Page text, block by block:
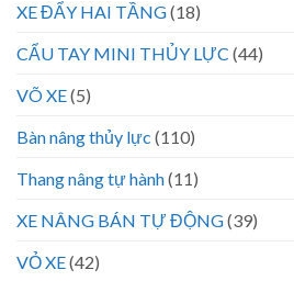
XE ĐẨY HAI TẦNG(18)
CẨU TAY MINI THỦY LỰC (44)
VÕ XE(5)
Bàn nâng thủy lực (110)
Thang nâng tự hành(11)
XE NÂNG BÁN TỰ ĐỘNG(39)
VỎ XE(42)